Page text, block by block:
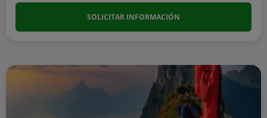
SOLICITAR INFORMACIÓN